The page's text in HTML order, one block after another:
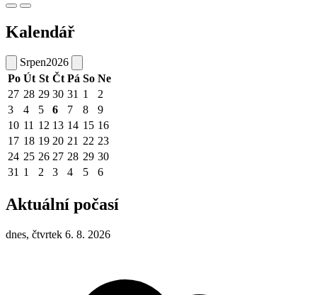
Kalendář
Srpen2026
Po Út St Čt Pá So Ne
27 28 29 30 31 1
2
3
4 5 6 7 8
9
10 11 12 13 14 15 16
17 18 19 20 21 22 23
24 25 26 27 28 29 30
31 1 2 3 4 5 6
Aktuální počasí
dnes, čtvrtek 6. 8. 2026